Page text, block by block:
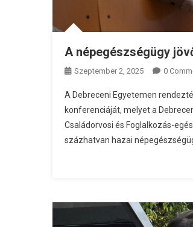
A népegészségügy
Szeptember 2, 2025 0
A Debreceni Egyetemen
konferenciáját, melyet a
Családorvosi és Foglalkozás-
százhatvan hazai